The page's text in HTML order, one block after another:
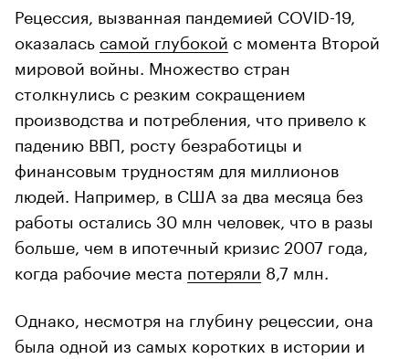
Рецессия, вызванная пандемией COVID-19,
оказалась самой глубокой с момента Второй
мировой войны. Множество стран
столкнулись с резким сокращением
производства и потребления, что привело к
падению ВВП, росту безработицы и
финансовым трудностям для миллионов
людей. Например, в США за два месяца без
работы остались 30 млн человек, что в разы
больше, чем в ипотечный кризис 2007 года,
когда рабочие места потеряли 8,7 млн.
Однако, несмотря на глубину рецессии, она
была одной из самых коротких в истории и